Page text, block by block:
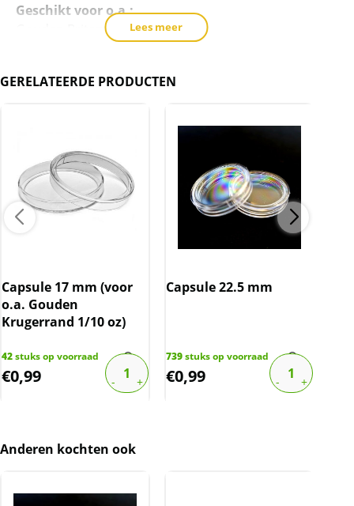
Geschikt voor o.a.:
Gouden Britannia 1/10 oz
Gouden Krugerrand 1/10 oz
Zilveren Britannia 1/10 oz
leverancier en wordt leeg (exclusief munt)
geleverd.
BTW
Indien u dit artikel via marktplaats bekijkt,
dient u 21% (zijnde de BTW) bij de prijs op te
Lees meer
GERELATEERDE PRODUCTEN
Capsule 17 mm (voor
o.a. Gouden
Krugerrand 1/10 oz)
42stuks op voorraad
€0,99
Capsule 22.5 mm
739stuks op voorraad
€0,99
Anderen kochten ook